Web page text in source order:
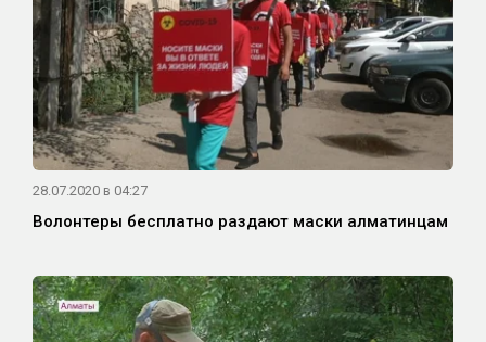
28.07.2020 в 04:27
Волонтеры бесплатно раздают маски алматинцам